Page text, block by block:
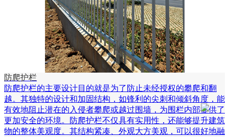
防爬护栏
防爬护栏的主要设计目的就是为了防止未经授权的攀爬和翻
越。其独特的设计和加固结构，如锋利的尖刺和倾斜角度，能
有效地阻止潜在的入侵者攀爬或越过围墙，为围栏内部提供了
更加安全的环境。防爬护栏不仅具有实用性，还能够提升建筑
物的整体美观度。其结构紧凑、外观大方美观，可以很好地融